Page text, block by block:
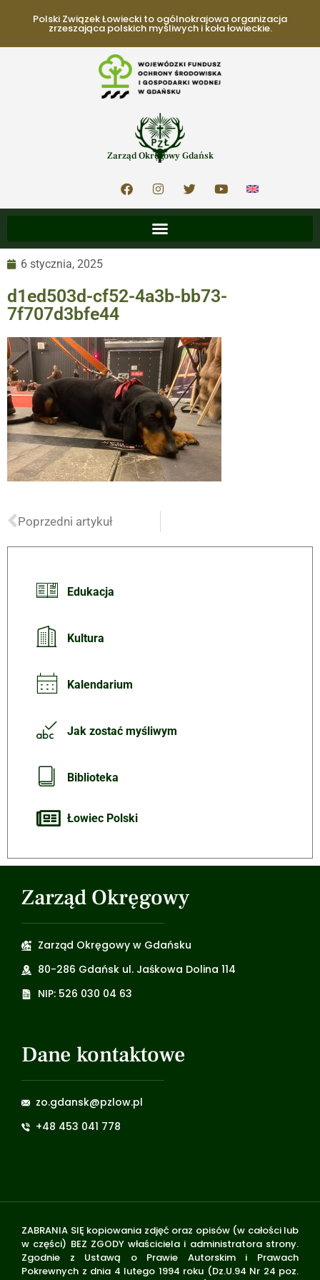
Polski Związek Łowiecki to ogólnokrajowa organizacja
zrzeszająca polskich myśliwych i koła łowieckie.
Zarząd Okręgowy Gdańsk
6 stycznia, 2025
d1ed503d-cf52-4a3b-bb73-
7f707d3bfe44
Poprzedni artykuł
Edukacja
Kultura
Kalendarium
Jak zostać myśliwym
Biblioteka
Łowiec Polski
Zarząd Okręgowy
Zarząd Okręgowy w Gdańsku
80-286 Gdańsk ul. Jaśkowa Dolina 114
NIP: 526 030 04 63
Dane kontaktowe
zo.gdansk@pzlow.pl
+48 453 041 778
ZABRANIA SIĘ kopiowania zdjęć oraz opisów (w całości lub
w części) BEZ ZGODY właściciela i administratora strony.
Zgodnie z Ustawą o Prawie Autorskim i Prawach
Pokrewnych z dnia 4 lutego 1994 roku (Dz.U.94 Nr 24 poz.